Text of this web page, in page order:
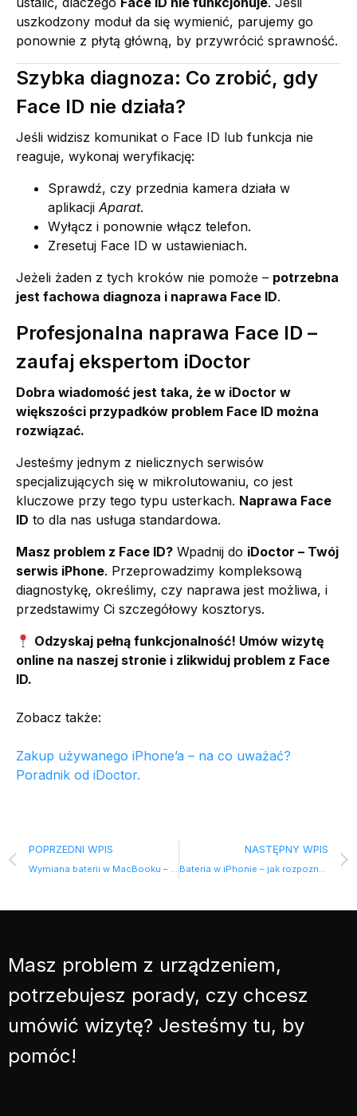
uszkodzony moduł da się wymienić, parujemy go
ponownie z płytą główną, by przywrócić sprawność.
Szybka diagnoza: Co zrobić, gdy
Face ID nie działa?
Jeśli widzisz komunikat o Face ID lub funkcja nie
reaguje, wykonaj weryfikację:
Sprawdź, czy przednia kamera działa w
aplikacjiAparat.
Wyłącz i ponownie włącz telefon.
Zresetuj Face ID w ustawieniach.
Jeżeli żaden z tych kroków nie pomoże – potrzebna
jest fachowa diagnoza i naprawa Face ID.
Profesjonalna naprawa Face ID –
zaufaj ekspertom iDoctor
Dobra wiadomość jest taka, że w iDoctor w
większości przypadków problem Face ID można
rozwiązać.
Jesteśmy jednym z nielicznych serwisów
specjalizujących się w mikrolutowaniu, co jest
kluczowe przy tego typu usterkach. Naprawa Face
ID to dla nas usługa standardowa.
Masz problem z Face ID? Wpadnij do iDoctor – Twój
serwis iPhone. Przeprowadzimy kompleksową
diagnostykę, określimy, czy naprawa jest możliwa, i
przedstawimy Ci szczegółowy kosztorys.
Odzyskaj pełną funkcjonalność! Umów wizytę
online na naszej stronie i zlikwiduj problem z Face
ID.
Zobacz także:
Zakup używanego iPhone’a – na co uważać?
Poradnik od iDoctor.
POPRZEDNI WPIS
Wymiana baterii w MacBooku – objawy, kiedy warto to zrobić?
NASTĘPNY WPIS
Bateria w iPhonie – jak rozpoznać, że pora na wymianę?
Masz problem z urządzeniem,
potrzebujesz porady, czy chcesz
umówić wizytę? Jesteśmy tu, by
pomóc!